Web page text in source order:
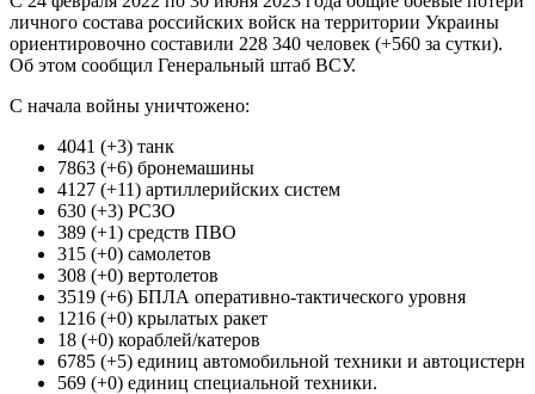
личного состава российских войск на территории Украины
ориентировочно составили 228 340 человек (+560 за сутки).
Об этом сообщил Генеральный штаб ВСУ.
С начала войны уничтожено:
4041 (+3) танк
7863 (+6) бронемашины
4127 (+11) артиллерийских систем
630 (+3) РСЗО
389 (+1) средств ПВО
315 (+0) самолетов
308 (+0) вертолетов
3519 (+6) БПЛА оперативно-тактического уровня
1216 (+0) крылатых ракет
18 (+0) кораблей/катеров
6785 (+5) единиц автомобильной техники и автоцистерн
569 (+0) единиц специальной техники.